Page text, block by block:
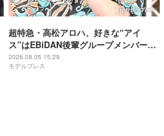
超特急・高松アロハ、好きな“アイ
ス”はEBiDAN後輩グループメンバー
「すごい愛らしい子なんですよ」【名
探偵のままでいて】
2026.08.05 15:29
モデルプレス